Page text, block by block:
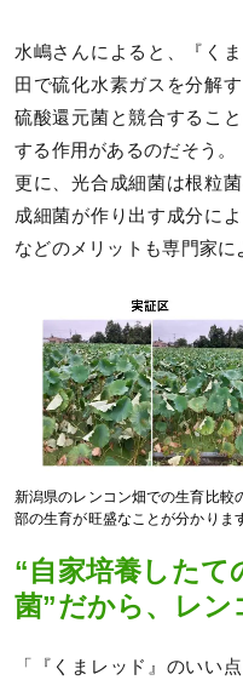
水嶋さんによると、『く
田で硫化水素ガスを分解
硫酸還元菌と競合するこ
する作用があるのだそう。
更に、光合成細菌は根粒
成細菌が作り出す成分に
などのメリットも専門家に
新潟県のレンコン畑での生育比較
部の生育が旺盛なことが分かりま
“自家培養したて
菌”だから、レン
「『くまレッド』のいい